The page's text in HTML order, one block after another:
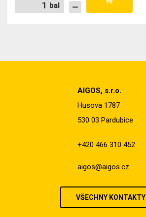
bal
bal
AIGOS, s.r.o.
Husova 1787
530 03 Pardubice
+420 466 310 452
aigos@aigos.cz
VŠECHNY KONTAKTY